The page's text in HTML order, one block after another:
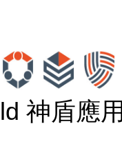
神盾應用